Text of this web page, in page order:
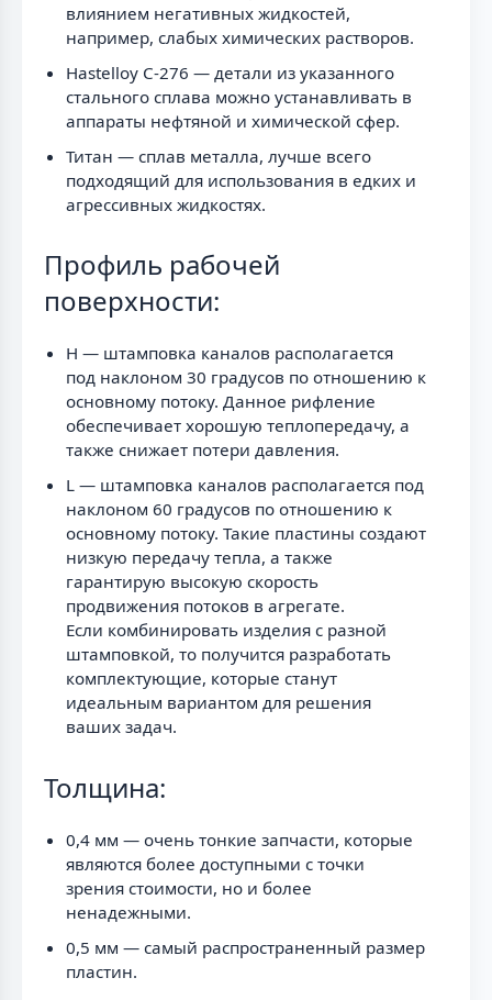
влиянием негативных жидкостей,
например, слабых химических растворов.
Hastelloy C-276 — детали из указанного
стального сплава можно устанавливать в
аппараты нефтяной и химической сфер.
Титан — сплав металла, лучше всего
подходящий для использования в едких и
агрессивных жидкостях.
Профиль рабочей
поверхности:
H — штамповка каналов располагается
под наклоном 30 градусов по отношению к
основному потоку. Данное рифление
обеспечивает хорошую теплопередачу, а
также снижает потери давления.
L — штамповка каналов располагается под
наклоном 60 градусов по отношению к
основному потоку. Такие пластины создают
низкую передачу тепла, а также
гарантирую высокую скорость
продвижения потоков в агрегате.
Если комбинировать изделия с разной
штамповкой, то получится разработать
комплектующие, которые станут
идеальным вариантом для решения
ваших задач.
Толщина:
0,4 мм — очень тонкие запчасти, которые
являются более доступными с точки
зрения стоимости, но и более
ненадежными.
0,5 мм — самый распространенный размер
пластин.